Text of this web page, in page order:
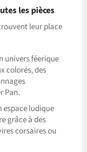
les pièces
leur place
univers féerique
colorés, des
Pan.
espace ludique
grâce à des
corsaires ou